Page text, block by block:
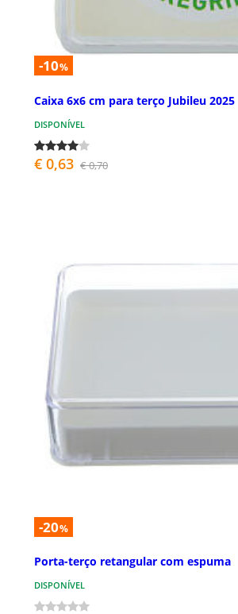
-10%
Caixa 6x6 cm para terço Jubileu 2025
DISPONÍVEL
€ 0,63 € 0,70
-20%
Porta-terço retangular com espuma
DISPONÍVEL